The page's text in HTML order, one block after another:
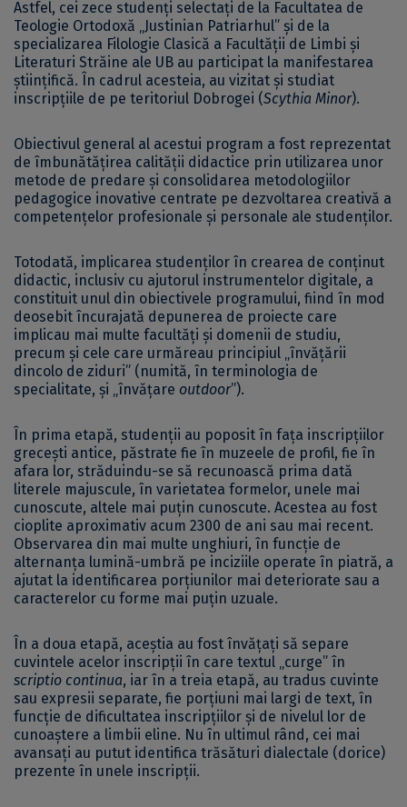
Astfel, cei zece studenți selectați de la Facultatea de
Teologie Ortodoxă „Justinian Patriarhul” și de la
specializarea Filologie Clasică a Facultății de Limbi și
Literaturi Străine ale UB au participat la manifestarea
științifică. În cadrul acesteia, au vizitat și studiat
inscripțiile de pe teritoriul Dobrogei (Scythia Minor).
Obiectivul general al acestui program a fost reprezentat
de îmbunătățirea calității didactice prin utilizarea unor
metode de predare și consolidarea metodologiilor
pedagogice inovative centrate pe dezvoltarea creativă a
competențelor profesionale și personale ale studenților.
Totodată, implicarea studenților în crearea de conținut
didactic, inclusiv cu ajutorul instrumentelor digitale, a
constituit unul din obiectivele programului, fiind în mod
deosebit încurajată depunerea de proiecte care
implicau mai multe facultăți și domenii de studiu,
precum și cele care urmăreau principiul „învățării
dincolo de ziduri” (numită, în terminologia de
specialitate, și „învățare outdoor”).
În prima etapă, studenții au poposit în fața inscripțiilor
grecești antice, păstrate fie în muzeele de profil, fie în
afara lor, străduindu-se să recunoască prima dată
literele majuscule, în varietatea formelor, unele mai
cunoscute, altele mai puțin cunoscute. Acestea au fost
cioplite aproximativ acum 2300 de ani sau mai recent.
Observarea din mai multe unghiuri, în funcție de
alternanța lumină-umbră pe inciziile operate în piatră, a
ajutat la identificarea porțiunilor mai deteriorate sau a
caracterelor cu forme mai puțin uzuale.
În a doua etapă, aceștia au fost învățați să separe
cuvintele acelor inscripții în care textul „curge” în
scriptio continua, iar în a treia etapă, au tradus cuvinte
sau expresii separate, fie porțiuni mai largi de text, în
funcție de dificultatea inscripțiilor și de nivelul lor de
cunoaștere a limbii eline. Nu în ultimul rând, cei mai
avansați au putut identifica trăsături dialectale (dorice)
prezente în unele inscripții.